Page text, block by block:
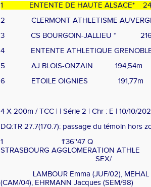
1
ENTENTE DE HAUTE ALSACE*
2
CLERMONT ATHLETISME
3
CS BOURGOIN-JALLIEU *
4
ENTENTE ATHLETIQUE
5
AJ BLOIS-ONZAIN
194,54m
6
ETOILE OIGNIES 191,77m
4 X 200m / TCC | | Série 2 | Chr : E | 10/10/
DQ:TR 27.7(170.7): passage du témoin hors
1
1'36''47 Q
STRASBOURG AGGLOMERATION ATHLE
SEX/
LAMBOUR Emma (JUF/02),
(CAM/04), EHRMANN Jacques (SEM/98)